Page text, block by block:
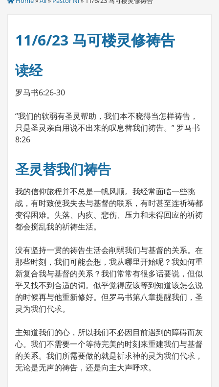
11/6/23 马可楼灵修祷告
读经
罗马书6:26-30
“我们的软弱有圣灵帮助，我们本不晓得当怎样祷告，
只是圣灵亲自用说不出来的叹息替我们祷告。” 罗马书
8:26
圣灵替我们祷告
我的信仰旅程并不总是一帆风顺。我经常面临一些挑
战，有时致使我失去与基督的联系，有时甚至连祈祷都
变得困难。失落、内疚、悲伤、压力和未得回应的祈祷
都会搅乱我的祈祷生活。
没有坚持一贯的祷告生活会削弱我们与基督的关系。在
那些时刻，我们可能会想，我从哪里开始呢？我如何重
新复合我与基督的关系？我们常常有很多话要说，但似
乎又找不到合适的词。似乎觉得应该等到知道该怎么说
的时候再与他重新修好。但罗马书第八章提醒我们，圣
灵为我们代求。
主知道我们的心，所以我们不必因目前遇到的障碍而灰
心。我们不需要一个等待完美的时刻来重建我们与基督
的关系。我们所需要做的就是祈求神的灵为我们代求，
无论是无声的祷告，还是向主大声呼求。